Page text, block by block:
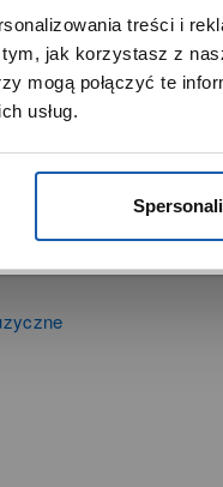
treści i
jak korzystasz z
mogą połączyć te
usług.
SZANOWNA
plików cookie w
w tym aby
jej działanie oraz
DOWIEDZ SIĘ WIĘCEJ